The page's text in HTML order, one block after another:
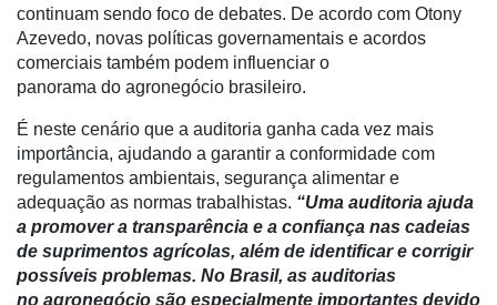
Artigos
Agenda
de
Precisão
Automação
e
Robótica
Conectividade
continuam sendo foco de debates. De acordo com Otony
Azevedo, novas políticas governamentais e acordos
comerciais também podem influenciar o
panorama do agronegócio brasileiro.
É neste cenário que a auditoria ganha cada vez mais
importância, ajudando a garantir a conformidade com
regulamentos ambientais, segurança alimentar e
adequação as normas trabalhistas. “Uma auditoria ajuda
a promover a transparência e a confiança nas cadeias
de suprimentos agrícolas, além de identificar e corrigir
possíveis problemas. No Brasil, as auditorias
no agronegócio são especialmente importantes devido